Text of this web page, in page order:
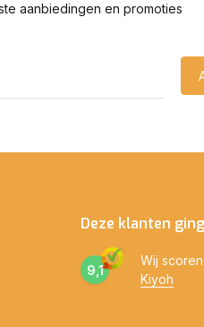
aanbiedingen en promoties
Deze klanten
9,1
Wij
Kiyoh